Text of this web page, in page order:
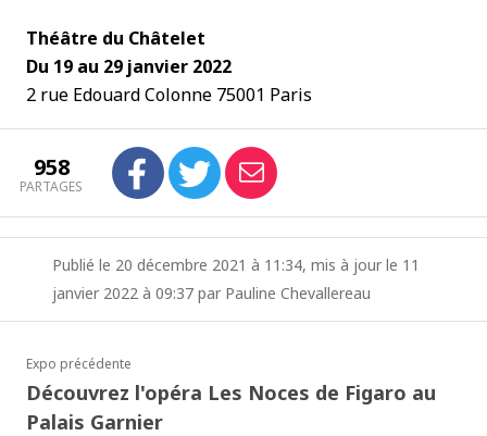
Théâtre du Châtelet
Du 19 au 29 janvier 2022
2 rue Edouard Colonne 75001 Paris
958
PARTAGES
Publié le 20 décembre 2021 à 11:34, mis à jour le 11
janvier 2022 à 09:37 par Pauline Chevallereau
Expo précédente
Découvrez l'opéra Les Noces de Figaro au
Palais Garnier